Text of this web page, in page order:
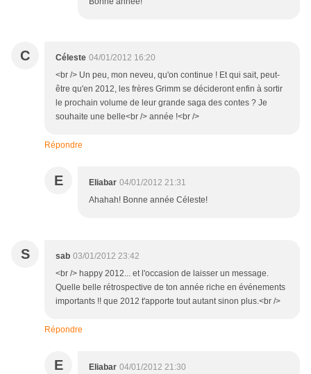
C Céleste 04/01/2012 16:20
<br /> Un peu, mon neveu, qu'on continue ! Et qui sait, peut-
être qu'en 2012, les frères Grimm se décideront enfin à sortir
le prochain volume de leur grande saga des contes ? Je
souhaite une belle<br /> année !<br />
Répondre
E Eliabar 04/01/2012 21:31
Ahahah! Bonne année Céleste!
S sab 03/01/2012 23:42
<br /> happy 2012... et l'occasion de laisser un message.
Quelle belle rétrospective de ton année riche en événements
importants !! que 2012 t'apporte tout autant sinon plus.<br />
Répondre
E Eliabar 04/01/2012 21:30